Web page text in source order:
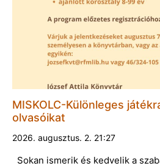
MISKOLC-Különleges
olvasóikat
2026. augusztus. 2. 21:27
Sokan ismerik és kedvelik a